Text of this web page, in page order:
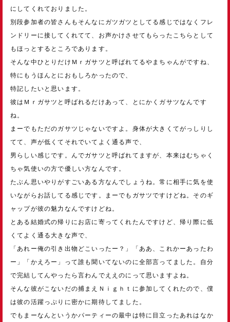
にしてくれておりました。
別段参加者の皆さんもそんなにガツガツとしてる感じではなくフレ
ンドリーに接してくれてて、お声かけさせてもらったこちらとして
もほっとするところであります。
そんな中ひとりだけＭｒガサツと呼ばれてるやまちゃんがですね、
特にもうほんとにおもしろかったので、
特記したいと思います。
彼はＭｒガサツと呼ばれるだけあって、とにかくガサツなんです
ね。
まーでもただのガサツじゃないですよ。身体が大きくてがっしりし
てて、声が低くてそれでいてよく通る声で、
男らしい感じです。んでガサツと呼ばれてますが、本来はむちゃく
ちゃ気使いの方で優しい方なんです。
たぶん思いやりがすごいある方なんでしょうね。常に相手に気を使
いながらお話してる感じです。まーでもガサツですけどね。そのギ
ャップが彼の魅力なんですけどね。
とある結婚式の帰りにお店に寄ってくれたんですけど、帰り際に低
くてよく通る大きな声で、
「あれー俺の引き出物どこいったー？」「ああ、これかーあったわ
ー」「かえろー」って誰も聞いてないのに全部言ってました。自分
で完結してんやったら言わんでええのにって思いますよね。
そんな彼がこないだの捕まえＮｉｇｈｔに参加してくれたので、僕
は彼の活躍っぷりに密かに期待してました。
でもまーなんというかパーティーの最中は特に目立ったあれはなか